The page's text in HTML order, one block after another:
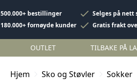
500.000+ bestillinger
Selges på nett
180.000+ fornøyde kunder Gratis frakt
OUTLET TILBAKE PÅ
Hjem Sko og Støvler Sokker